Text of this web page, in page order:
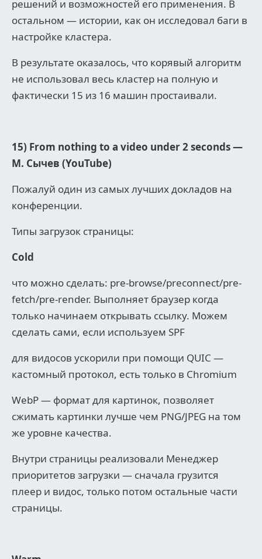
решений и возможностей его применения. В
остальном — истории, как он исследовал баги в
настройке кластера.
В результате оказалось, что корявый алгоритм
не использовал весь кластер на полную и
фактически 15 из 16 машин простаивали.
15) From nothing to a video under 2 seconds —
М. Сычев (YouTube)
Пожалуй один из самых лучших докладов на
конференции.
Типы загрузок страницы:
Cold
что можно сделать: pre-browse/preconnect/pre-
fetch/pre-render. Выполняет браузер когда
только начинаем открывать ссылку. Можем
сделать сами, если используем SPF
для видосов ускорили при помощи QUIC —
кастомный протокол, есть только в Chromium
WebP — формат для картинок, позволяет
сжимать картинки лучше чем PNG/JPEG на том
же уровне качества.
Внутри страницы реализовали Менеджер
приоритетов загрузки — сначала грузится
плеер и видос, только потом остальные части
страницы.